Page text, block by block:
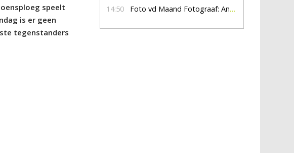
speelt
is er geen
tegenstanders
14:50 Foto vd Maand Fotograaf: Anna Jalving